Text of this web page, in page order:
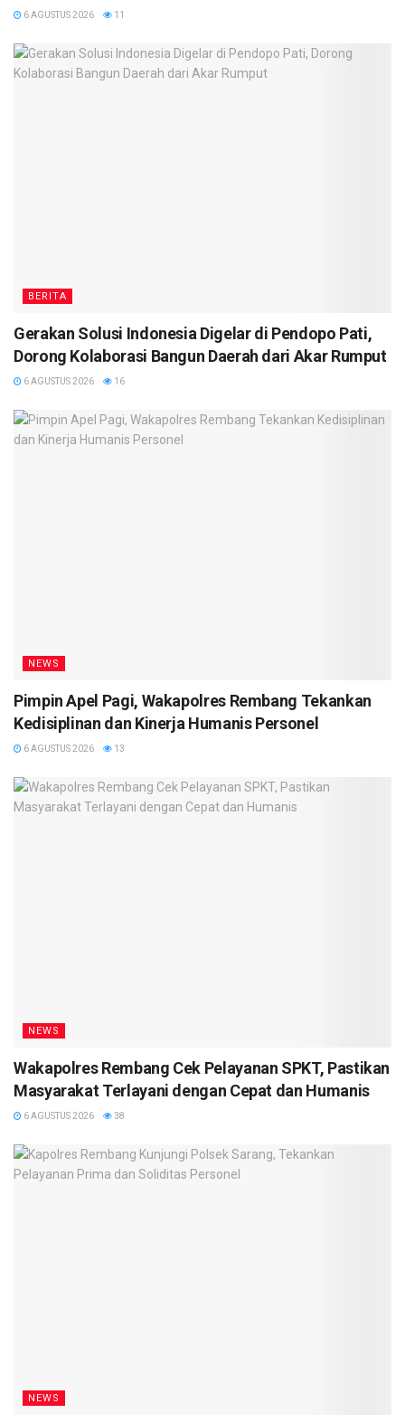
6 AGUSTUS 2026 11
BERITA
Gerakan Solusi Indonesia Digelar di Pendopo Pati,
Dorong Kolaborasi Bangun Daerah dari Akar Rumput
6 AGUSTUS 2026 16
NEWS
Pimpin Apel Pagi, Wakapolres Rembang Tekankan
Kedisiplinan dan Kinerja Humanis Personel
6 AGUSTUS 2026 13
NEWS
Wakapolres Rembang Cek Pelayanan SPKT, Pastikan
Masyarakat Terlayani dengan Cepat dan Humanis
6 AGUSTUS 2026 38
NEWS